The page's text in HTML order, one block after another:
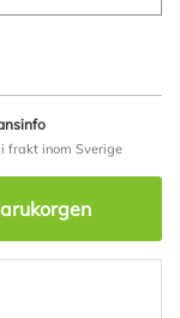
frakt inom Sverige